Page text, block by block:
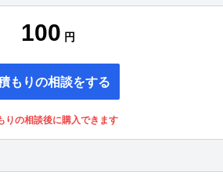
100 円
もりの相談をする
りの相談後に購入できます